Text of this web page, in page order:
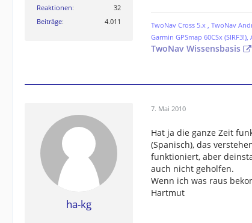
Reaktionen
32
Beiträge
4.011 TwoNav Cross 5.x , TwoNav
Garmin GPSmap 60CSx
TwoNav Wissensbasis
ha-kg
7. Mai 2010
Hat ja die ganze Zeit
(Spanisch), das
funktioniert, aber
auch nicht geholfen.
Wenn ich was raus
Hartmut